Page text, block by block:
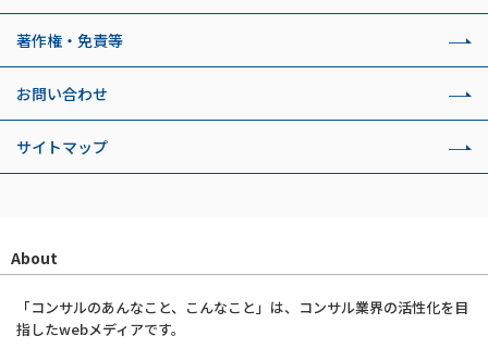
著作権・免責等
お問い合わせ
サイトマップ
About
「コンサルのあんなこと、こんなこと」は、コンサル業界の活性化を目
指したwebメディアです。